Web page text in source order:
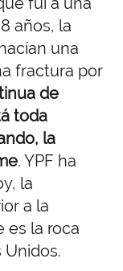
años, la
una
fractura por
de
toda
la
. YPF ha
la
a la
es la roca